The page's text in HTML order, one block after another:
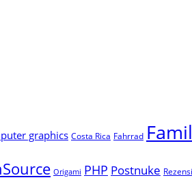
graphics Costa Rica Fahrrad
Origami PHP Postnuke